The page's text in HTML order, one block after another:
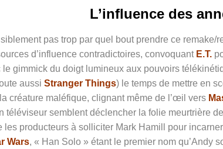
L’influence des
pas trop par quel bout prendre ce remake/
d’influence contradictoires, convoquant E.T.
le gimmick du doigt lumineux aux pouvoirs
aussi Stranger Things) le temps de mettre en
créature maléfique, clignant même de l’œil vers
téléviseur semblent déclencher la folie meurtrière
les producteurs à solliciter Mark Hamill pour
Wars, « Han Solo » étant le premier nom qu’Andy